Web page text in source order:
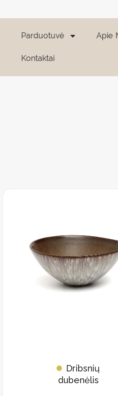
Parduotuvė Apie
Kontaktai
Dribsnių
dubenėlis